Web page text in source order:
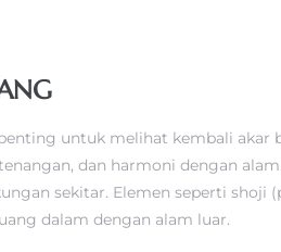
untuk melihat kembali akar
dan harmoni dengan
sekitar. Elemen seperti shoji
dalam dengan alam luar.